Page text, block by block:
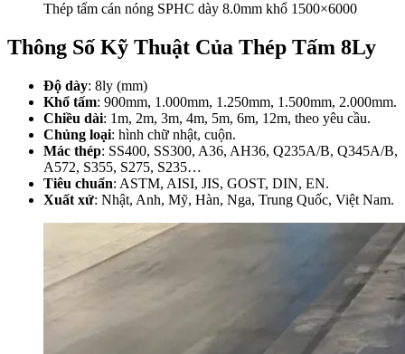
Thép tấm cán nóng SPHC dày 8.0mm khổ 1500×6000
Thông Số Kỹ Thuật Của Thép Tấm 8Ly
Độ dày: 8ly (mm)
Khổ tấm: 900mm, 1.000mm, 1.250mm, 1.500mm, 2.000mm.
Chiều dài: 1m, 2m, 3m, 4m, 5m, 6m, 12m, theo yêu cầu.
Chủng loại: hình chữ nhật, cuộn.
Mác thép: SS400, SS300, A36, AH36, Q235A/B, Q345A/B,
A572, S355, S275, S235…
Tiêu chuẩn: ASTM, AISI, JIS, GOST, DIN, EN.
Xuất xứ: Nhật, Anh, Mỹ, Hàn, Nga, Trung Quốc, Việt Nam.